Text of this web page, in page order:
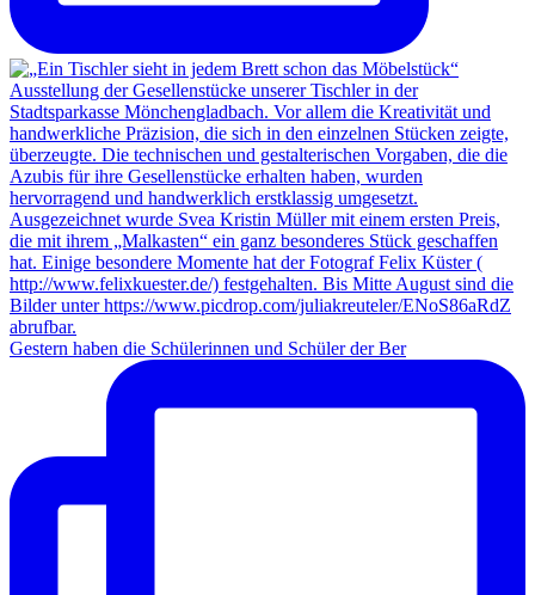
Gestern haben die Schülerinnen und Schüler der Ber